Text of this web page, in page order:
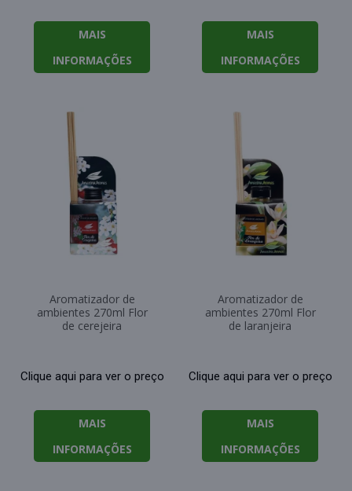
MAIS
INFORMAÇÕES
MAIS
INFORMAÇÕES
Aromatizador de
ambientes 270ml Flor
de cerejeira
Clique aqui para ver o preço
MAIS
INFORMAÇÕES
Aromatizador de
ambientes 270ml Flor
de laranjeira
Clique aqui para ver o preço
MAIS
INFORMAÇÕES